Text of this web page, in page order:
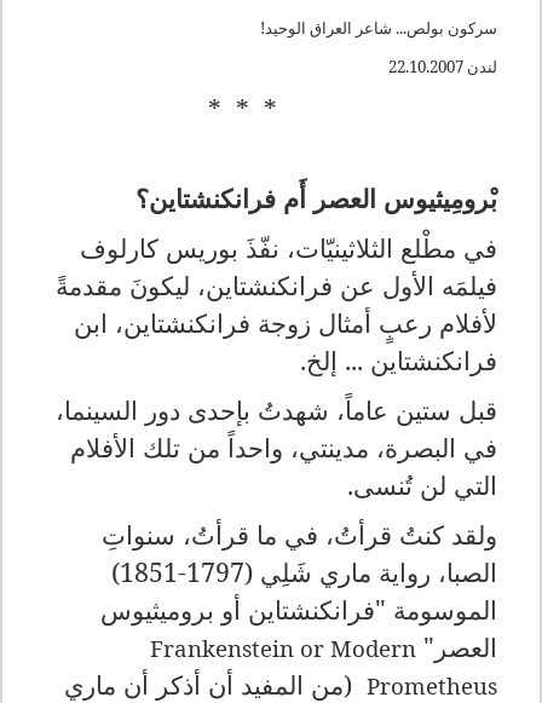
سركون بولص... شاعر العراق الوحيد!
لندن 22.10.2007
* * *
بْرومِيثيوس العصر أَم فرانكنشتاين؟
في مطْلع الثلاثينيّات، نفّذَ بوريس كارلوف
فيلمَه الأول عن فرانكنشتاين، ليكونَ مقدمةً
لأفلام رعبٍ أمثال زوجة فرانكنشتاين، ابن
فرانكنشتاين ... إلخ.
قبل ستين عاماً، شهدتُ بإحدى دور السينما،
في البصرة، مدينتي، واحداً من تلك الأفلام
التي لن تُنسى.
ولقد كنتُ قرأتُ، في ما قرأتُ، سنواتِ
الصبا، رواية ماري شَلِي (1797-1851)
الموسومة "فرانكنشتاين أو بروميثيوس
العصر" Frankenstein or Modern
Prometheus (من المفيد أن أذكر أن ماري